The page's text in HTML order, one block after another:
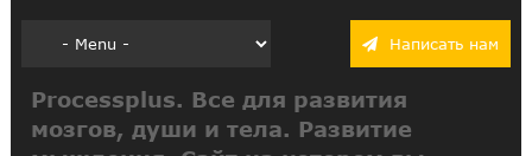
Написать нам
Processplus. Все для развития
мозгов, души и тела. Развитие